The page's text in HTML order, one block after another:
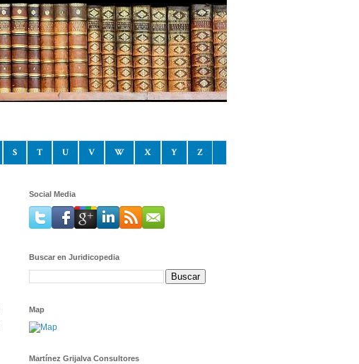
S T U V W X Y Z
Social Media
Buscar en Juridicopedia
Map
Martínez Grijalva Consultores